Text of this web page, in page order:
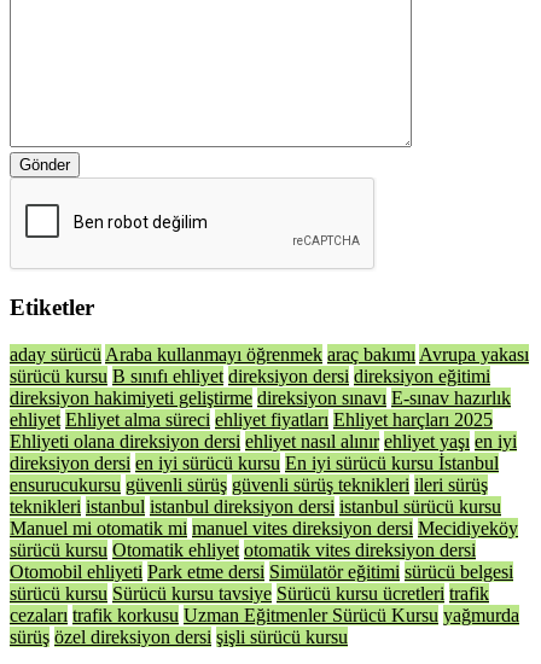
Gönder
Etiketler
aday sürücü Araba kullanmayı öğrenmek araç bakımı Avrupa yakası
sürücü kursu B sınıfı ehliyet direksiyon dersi direksiyon eğitimi
direksiyon hakimiyeti geliştirme direksiyon sınavı E-sınav hazırlık
ehliyet Ehliyet alma süreci ehliyet fiyatları Ehliyet harçları 2025
Ehliyeti olana direksiyon dersi ehliyet nasıl alınır ehliyet yaşı en iyi
direksiyon dersi en iyi sürücü kursu En iyi sürücü kursu İstanbul
ensurucukursu güvenli sürüş güvenli sürüş teknikleri ileri sürüş
teknikleri istanbul istanbul direksiyon dersi istanbul sürücü kursu
Manuel mi otomatik mi manuel vites direksiyon dersi Mecidiyeköy
sürücü kursu Otomatik ehliyet otomatik vites direksiyon dersi
Otomobil ehliyeti Park etme dersi Simülatör eğitimi sürücü belgesi
sürücü kursu Sürücü kursu tavsiye Sürücü kursu ücretleri trafik
cezaları trafik korkusu Uzman Eğitmenler Sürücü Kursu yağmurda
sürüş özel direksiyon dersi şişli sürücü kursu